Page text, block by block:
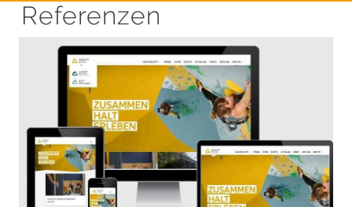
Referenzen